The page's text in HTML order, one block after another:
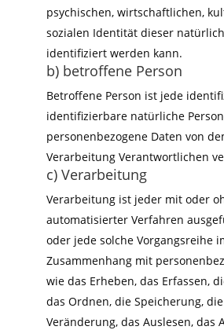
psychischen, wirtschaftlichen,
sozialen Identität dieser
identifiziert werden kann.
b) betroffene Person
Betroffene Person ist jede
identifizierbare natürliche
personenbezogene Daten von
Verarbeitung Verantwortlichen
c) Verarbeitung
Verarbeitung ist jeder mit oder
automatisierter Verfahren
oder jede solche Vorgangsreihe
Zusammenhang mit
wie das Erheben, das Erfassen,
das Ordnen, die Speicherung,
Veränderung, das Auslesen, das